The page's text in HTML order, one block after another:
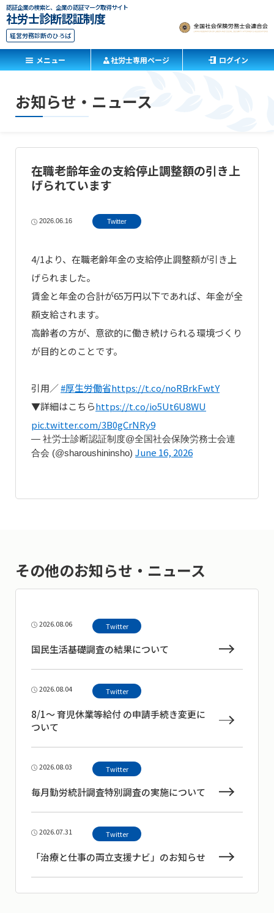
認証企業の検索と、企業の認証マーク取得サイト
社労士診断認証制度
経営労務診断のひろば
メニュー 社労士専用ページ ログイン
お知らせ・ニュース
在職老齢年金の支給停止調整額の引き上
げられています
2026.06.16 Twitter
4/1より、在職老齢年金の支給停止調整額が引き上
げられました。
賃金と年金の合計が65万円以下であれば、年金が全
額支給されます。
高齢者の方が、意欲的に働き続けられる環境づくり
が目的とのことです。
引用／#厚生労働省https://t.co/noRBrkFwtY
▼詳細はこちらhttps://t.co/io5Ut6U8WU
pic.twitter.com/3B0gCrNRy9
— 社労士診断認証制度@全国社会保険労務士会連
合会 (@sharoushininsho) June 16, 2026
その他のお知らせ・ニュース
2026.08.06 Twitter
国民生活基礎調査の結果について
2026.08.04 Twitter
8/1～ 育児休業等給付 の申請手続き変更に
ついて
2026.08.03 Twitter
毎月勤労統計調査特別調査の実施について
2026.07.31 Twitter
「治療と仕事の両立支援ナビ」のお知らせ